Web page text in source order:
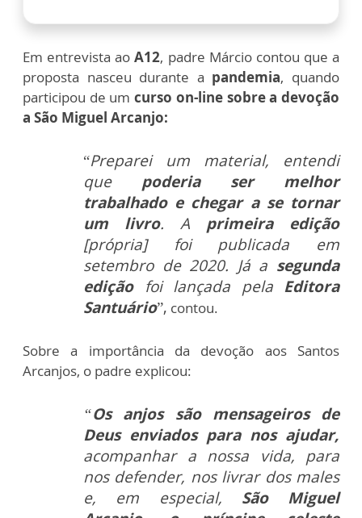
Em entrevista aoA12, padre Márcio contou que a
proposta nasceu durante a pandemia, quando
participou de umcurso on-line sobre a devoção
a São Miguel Arcanjo:
“Preparei um material, entendi
que poderia ser melhor
trabalhado e chegar a se tornar
um livro. A primeira edição
[própria] foi publicada em
setembro de 2020. Já a segunda
ediçãofoi lançada pela Editora
Santuário”, contou.
Sobre a importância da devoção aos Santos
Arcanjos, o padre explicou:
“Os anjos são mensageiros de
Deus enviados para nos ajudar,
acompanhar a nossa vida, para
nos defender, nos livrar dos males
e, em especial, São Miguel